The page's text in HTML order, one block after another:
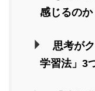
感じるの
思考が
学習法」3